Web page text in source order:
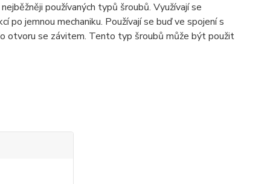
používaných typů šroubů. Využívají se
jemnou mechaniku. Používají se buď ve spojení s
otvoru se závitem. Tento typ šroubů může být použit